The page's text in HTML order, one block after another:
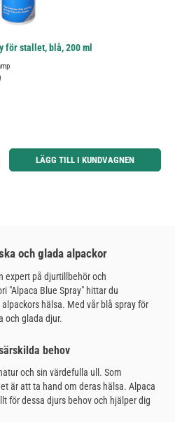
för stallet, blå, 200 ml
använd knapparna för att öka eller minska kvantiteten.
LÄGG TILL I KUNDVAGNEN
och glada alpackor
expert på djurtillbehör och
"Alpaca Blue Spray" hittar du
hälsa. Med vår blå spray för
och glada djur.
behov
och sin värdefulla ull. Som
är att ta hand om deras hälsa. Alpaca
för dessa djurs behov och hjälper dig